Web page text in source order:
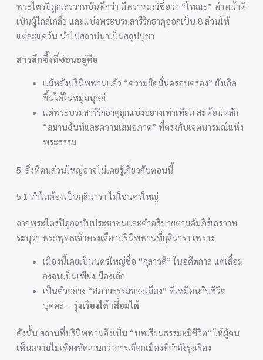
พระไตรปิฎกเถรวาทบันทึกว่า มีพราหมณ์ชื่อว่า “โทณะ” ทำหน้าที่
เป็นผู้ไกล่เกลี่ย และแบ่งพระบรมสารีริกธาตุออกเป็น 8 ส่วนให้
แต่ละแคว้น นำไปสถาปนาเป็นสถูปบูชา
สารลึกซึ้งที่ซ่อนอยู่คือ
แม้หลังปรินิพพานแล้ว “ความยึดมั่นครอบครอง” ยังเกิด
ขึ้นได้ในหมู่มนุษย์
แต่พระบรมสารีริกธาตุถูกแบ่งอย่างเท่าเทียม สะท้อนหลัก
“สมานฉันท์และความเสมอภาค” ที่ตรงกับเจตนารมณ์แห่ง
พระธรรม
5. สิ่งที่คนส่วนใหญ่อาจไม่เคยรู้เกี่ยวกับตอนนี้
5.1 ทำไมต้องเป็นกุสินารา ไม่ใช่นครใหญ่
จากพระไตรปิฎกฉบับประชาชนและคำอธิบายตามคัมภีร์เถรวาท
ระบุว่า พระพุทธเจ้าทรงเลือกปรินิพพานที่กุสินารา เพราะ
เมืองนี้เคยเป็นนครใหญ่ชื่อ “กุสาวดี” ในอดีตกาล แต่เสื่อม
ลงจนเป็นเพียงเมืองเล็ก
เป็นตัวอย่าง “สภาวธรรมของเมือง” ที่เหมือนกับชีวิต
บุคคล – รุ่งเรืองได้ เสื่อมได้
ดังนั้น สถานที่ปรินิพพานจึงเป็น “บทเรียนธรรมะมีชีวิต” ให้ผู้คน
เห็นความไม่เที่ยงชัดเจนกว่าการเลือกเมืองที่กำลังรุ่งเรือง